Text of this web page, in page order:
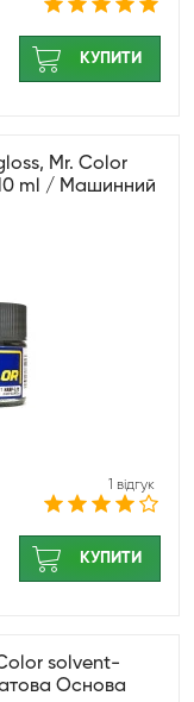
КУПИТИ
Mr. Color
ml / Машинний
1 відгук
КУПИТИ
solvent-
Основа